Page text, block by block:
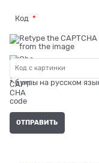
Код
* буквы на русском